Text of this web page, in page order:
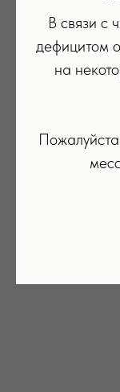
В связи с
дефицитом
на